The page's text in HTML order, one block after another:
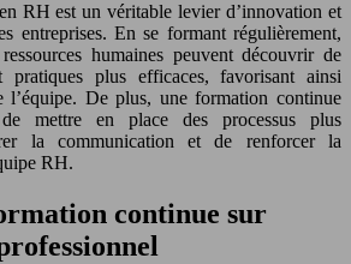
RH est un véritable levier d’innovation et
entreprises. En se formant régulièrement,
humaines peuvent découvrir de
pratiques plus efficaces, favorisant ainsi
l’équipe. De plus, une formation continue
mettre en place des processus plus
la communication et de renforcer la
RH.
continue sur